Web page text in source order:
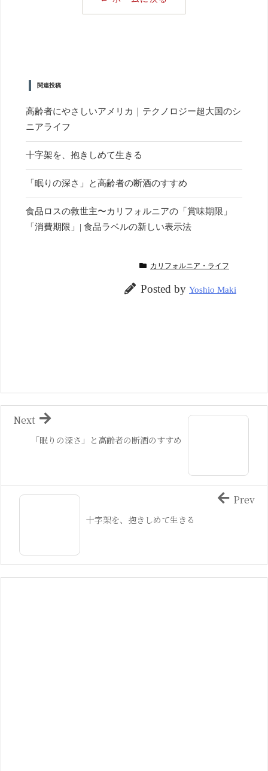
関連投稿
高齢者にやさしいアメリカ｜テクノロジー超大国のシ
ニアライフ
十字架を、抱きしめて生きる
「眠りの深さ」と高齢者の断酒のすすめ
食品ロスの救世主〜カリフォルニアの「賞味期限」
「消費期限」| 食品ラベルの新しい表示法
カリフォルニア・ライフ
Posted by Yoshio Maki
「眠りの深さ」と高齢者の断酒のすすめ
Next
十字架を、抱きしめて生きる
Prev